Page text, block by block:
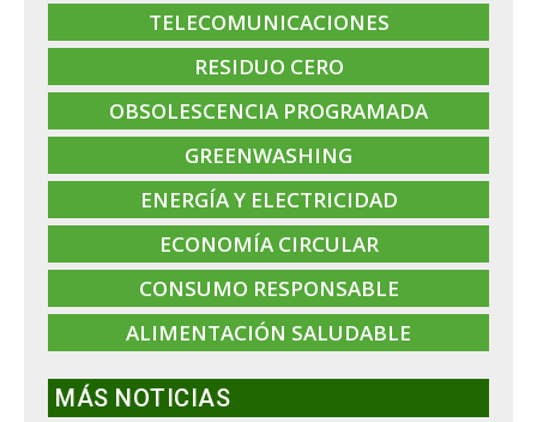
TELECOMUNICACIONES
RESIDUO CERO
OBSOLESCENCIA PROGRAMADA
GREENWASHING
ENERGÍA Y ELECTRICIDAD
ECONOMÍA CIRCULAR
CONSUMO RESPONSABLE
ALIMENTACIÓN SALUDABLE
MÁS NOTICIAS